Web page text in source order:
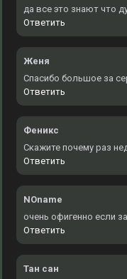
да все это знают что
Ответить
Женя
Спасибо большое за
Ответить
Феникс
Скажите почему раз
Ответить
NOname
очень офигенно если
Ответить
Тан сан